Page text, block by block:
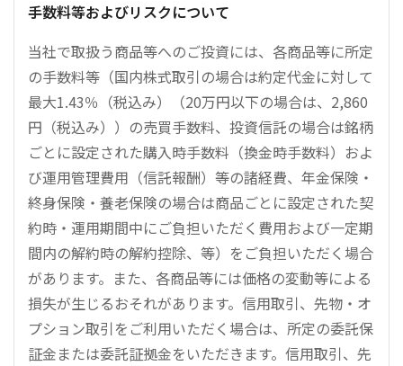
手数料等およびリスクについて
当社で取扱う商品等へのご投資には、各商品等に所定
の手数料等（国内株式取引の場合は約定代金に対して
最大1.43％（税込み）（20万円以下の場合は、2,860
円（税込み））の売買手数料、投資信託の場合は銘柄
ごとに設定された購入時手数料（換金時手数料）およ
び運用管理費用（信託報酬）等の諸経費、年金保険・
終身保険・養老保険の場合は商品ごとに設定された契
約時・運用期間中にご負担いただく費用および一定期
間内の解約時の解約控除、等）をご負担いただく場合
があります。また、各商品等には価格の変動等による
損失が生じるおそれがあります。信用取引、先物・オ
プション取引をご利用いただく場合は、所定の委託保
証金または委託証拠金をいただきます。信用取引、先